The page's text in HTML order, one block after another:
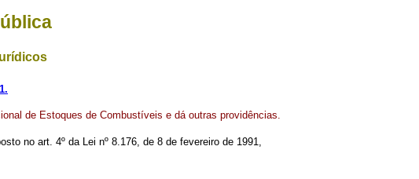
de Estoques de Combustíveis e dá outras providências.
no art. 4º da Lei nº 8.176, de 8 de fevereiro de 1991,